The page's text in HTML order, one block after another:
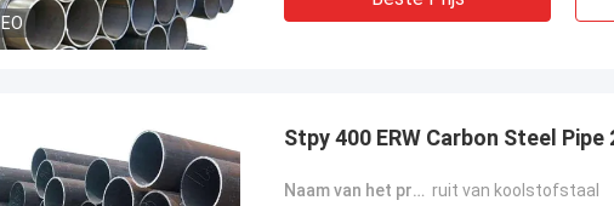
Stpy 400 ERW Carbon Steel
Naam van het product: ruit van koolstofstaal